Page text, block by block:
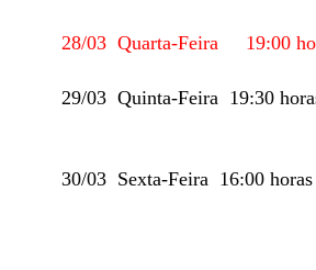
28/03 Quarta-Feira 19:00
29/03 Quinta-Feira 19:30
30/03 Sexta-Feira 16:00